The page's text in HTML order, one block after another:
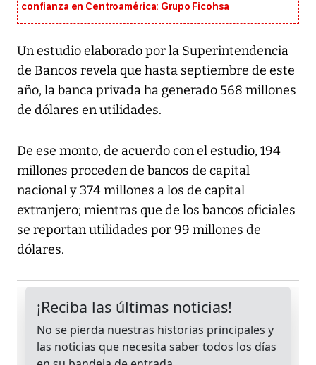
confianza en Centroamérica: Grupo Ficohsa
Un estudio elaborado por la Superintendencia
de Bancos revela que hasta septiembre de este
año, la banca privada ha generado 568 millones
de dólares en utilidades.
De ese monto, de acuerdo con el estudio, 194
millones proceden de bancos de capital
nacional y 374 millones a los de capital
extranjero; mientras que de los bancos oficiales
se reportan utilidades por 99 millones de
dólares.